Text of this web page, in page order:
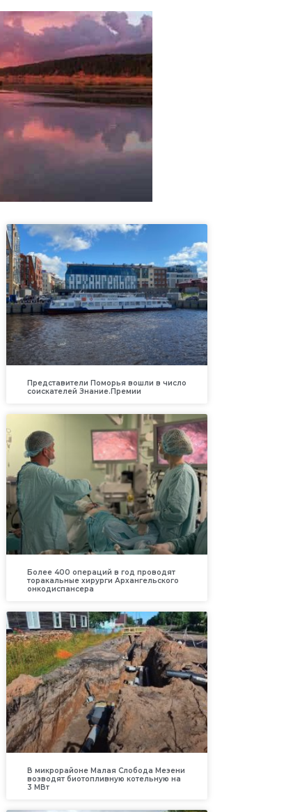
Представители Поморья вошли в число
соискателей Знание.Премии
Более 400 операций в год проводят
торакальные хирурги Архангельского
онкодиспансера
В микрорайоне Малая Слобода Мезени
возводят биотопливную котельную на
3 МВт